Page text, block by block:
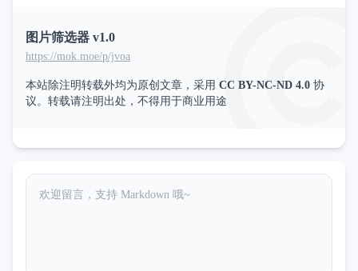
图片筛选器 v1.0
https://mok.moe/p/jvoa
本站除注明转载外均为原创文章，采用 CC BY-NC-ND 4.0 协
议。转载请注明出处，不得用于商业用途